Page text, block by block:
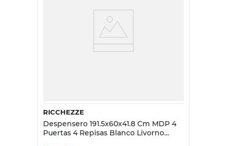
RICCHEZZE
Despensero 191.5x60x41.8 Cm MDP 4
Puertas 4 Repisas Blanco Livorno